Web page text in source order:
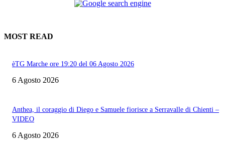
MOST READ
èTG Marche ore 19:20 del 06 Agosto 2026
6 Agosto 2026
Anthea, il coraggio di Diego e Samuele fiorisce a Serravalle di Chienti –
VIDEO
6 Agosto 2026